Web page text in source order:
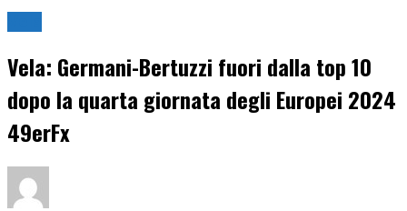
Vela: Germani-Bertuzzi fuori dalla top 10
dopo la quarta giornata degli Europei 2024
49erFx